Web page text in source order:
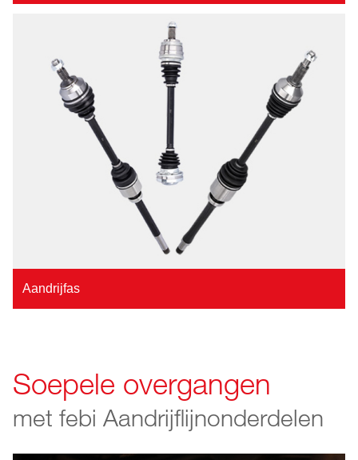
Aandrijfas
Soepele overgangen
met febi Aandrijflijnonderdelen